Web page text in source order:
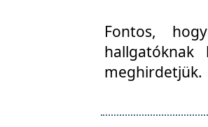
Fontos,
meghirdetjük.